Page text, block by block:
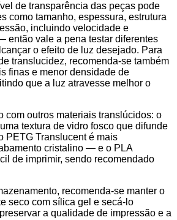
de transparência das peças pode
como tamanho, espessura, estrutura
incluindo velocidade e
então vale a pena testar diferentes
o efeito de luz desejado. Para
translucidez, recomenda-se também
finas e menor densidade de
que a luz atravesse melhor o
com outros materiais translúcidos: o
textura de vidro fosco que difunde
PETG Translucent é mais
cristalino — e o PLA
de imprimir, sendo recomendado
recomenda-se manter o
seco com sílica gel e secá-lo
a qualidade de impressão e a